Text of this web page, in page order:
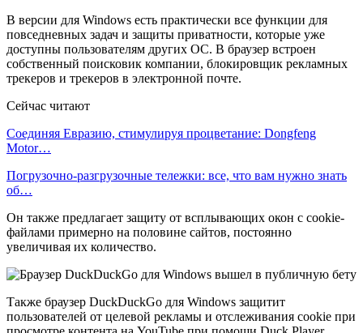
В версии для Windows есть практически все функции для
повседневных задач и защиты приватности, которые уже
доступны пользователям других ОС. В браузер встроен
собственный поисковик компании, блокировщик рекламных
трекеров и трекеров в электронной почте.
Сейчас читают
Соединяя Евразию, стимулируя процветание: Dongfeng
Motor…
Погрузочно-разгрузочные тележки: все, что вам нужно знать
об…
Он также предлагает защиту от всплывающих окон с cookie-
файлами примерно на половине сайтов, постоянно
увеличивая их количество.
Также браузер DuckDuckGo для Windows защитит
пользователей от целевой рекламы и отслеживания cookie при